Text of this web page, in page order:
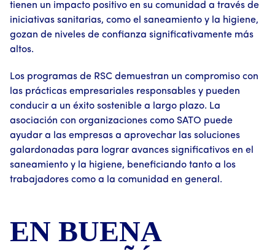
tienen un impacto positivo en su comunidad a través de
iniciativas sanitarias, como el saneamiento y la higiene,
gozan de niveles de confianza significativamente más
altos.
Los programas de RSC demuestran un compromiso con
las prácticas empresariales responsables y pueden
conducir a un éxito sostenible a largo plazo. La
asociación con organizaciones como SATO puede
ayudar a las empresas a aprovechar las soluciones
galardonadas para lograr avances significativos en el
saneamiento y la higiene, beneficiando tanto a los
trabajadores como a la comunidad en general.
EN BUENA